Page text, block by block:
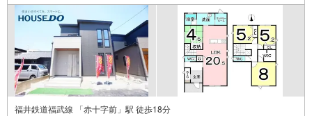
福井鉄道福武線 「赤十字前」駅 徒歩18分